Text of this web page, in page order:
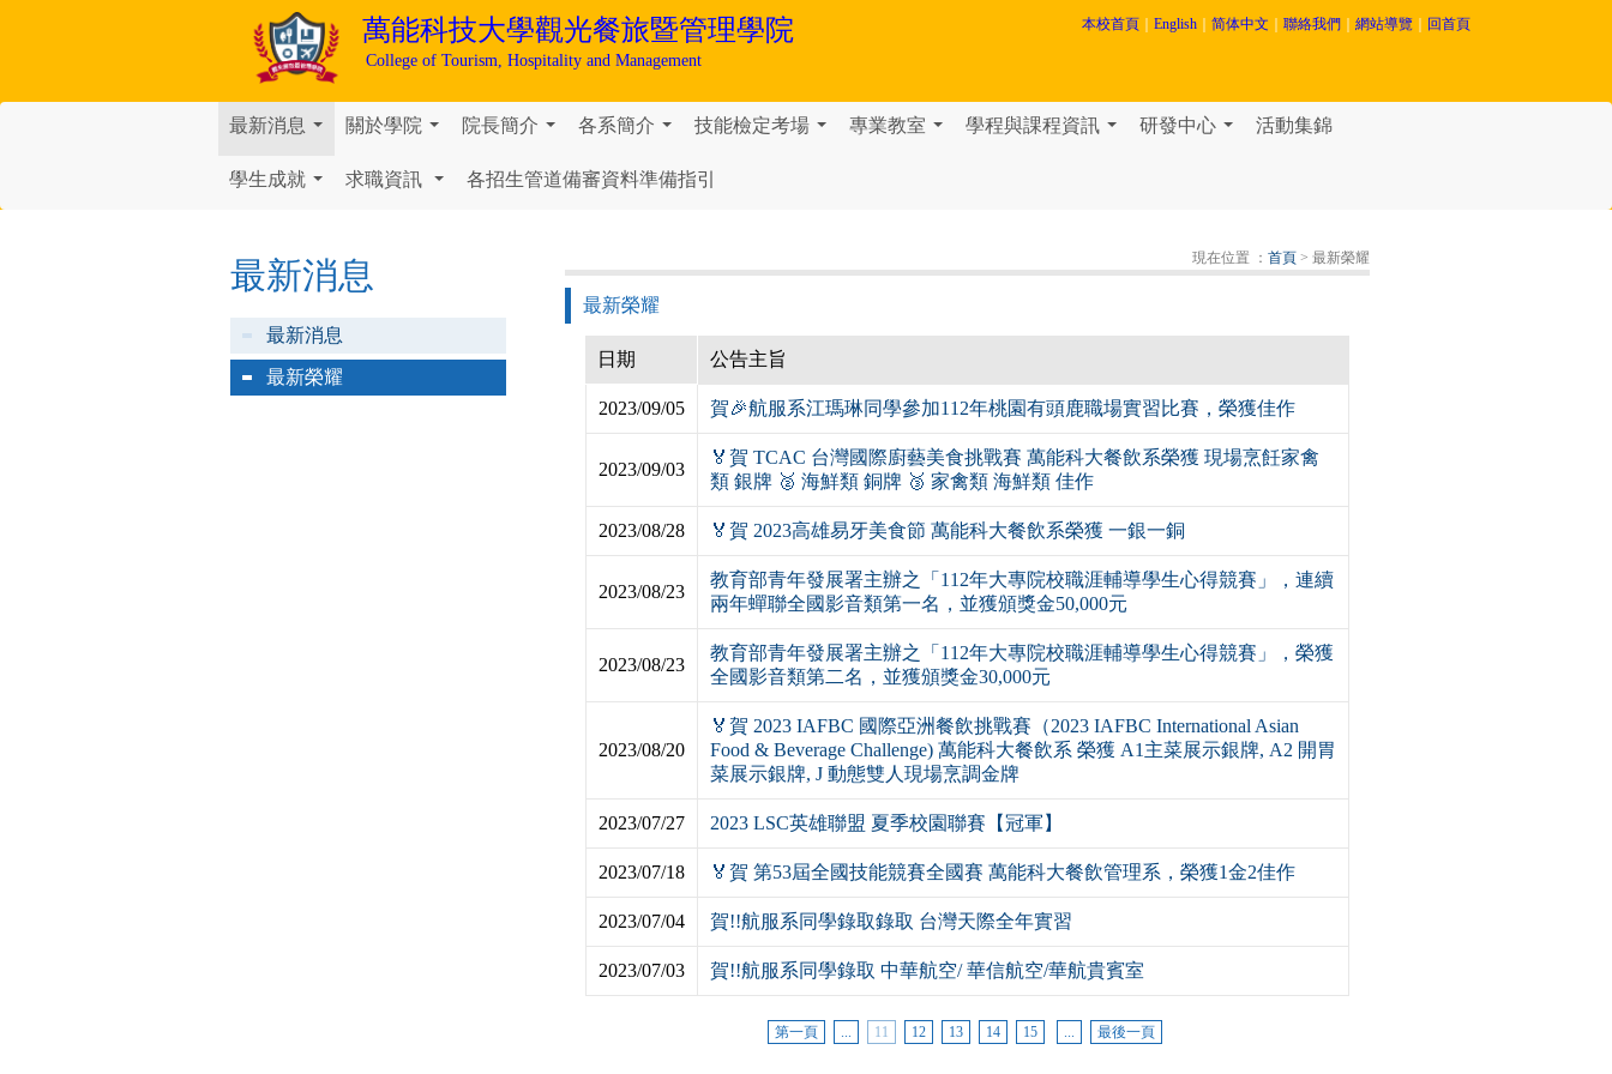
萬能科技大學觀光餐旅暨管理學院
College of Tourism, Hospitality and Management
本校首頁 English 简体中文 聯絡我們 網站導覽 回首頁
最新消息 關於學院 院長簡介 各系簡介 技能檢定考場 專業教室 學程與課程資訊 研發中心 活動集錦
學生成就 求職資訊 各招生管道備審資料準備指引
最新消息
最新消息
最新榮耀
現在位置 ： 首頁 > 最新榮耀
最新榮耀
日期 公告主旨
2023/09/05 賀🎉航服系江瑪琳同學參加112年桃園有頭鹿職場實習比賽，榮獲佳作
2023/09/03
🏅️賀 TCAC 台灣國際廚藝美食挑戰賽 萬能科大餐飲系榮獲 現場烹飪家禽
類 銀牌 🥈 海鮮類 銅牌 🥉 家禽類 海鮮類 佳作
2023/08/28 🏅️賀 2023高雄易牙美食節 萬能科大餐飲系榮獲 一銀一銅
2023/08/23
教育部青年發展署主辦之「112年大專院校職涯輔導學生心得競賽」，連續
兩年蟬聯全國影音類第一名，並獲頒獎金50,000元
2023/08/23
教育部青年發展署主辦之「112年大專院校職涯輔導學生心得競賽」，榮獲
全國影音類第二名，並獲頒獎金30,000元
2023/08/20
🏅️賀 2023 IAFBC 國際亞洲餐飲挑戰賽（2023 IAFBC International Asian
Food & Beverage Challenge) 萬能科大餐飲系 榮獲 A1主菜展示銀牌, A2 開胃
菜展示銀牌, J 動態雙人現場烹調金牌
2023/07/27 2023 LSC英雄聯盟 夏季校園聯賽【冠軍】
2023/07/18 🏅️賀 第53屆全國技能競賽全國賽 萬能科大餐飲管理系，榮獲1金2佳作
2023/07/04 賀!!航服系同學錄取錄取 台灣天際全年實習
2023/07/03 賀!!航服系同學錄取 中華航空/ 華信航空/華航貴賓室
第一頁 ... 11 12 13 14 15 ... 最後一頁